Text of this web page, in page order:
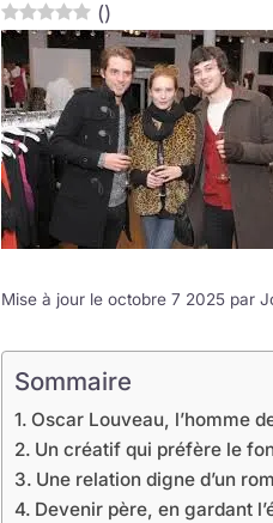
()
Mise à jour le octobre 7 2025 par
Sommaire
Oscar Louveau, l’homme
Un créatif qui préfère le
Une relation digne d’un
Devenir père, en gardant